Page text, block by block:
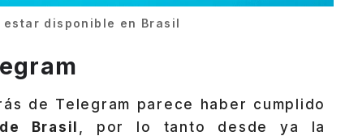
estar disponible en Brasil
de Telegram parece haber cumplido
Brasil
, por lo tanto desde ya la